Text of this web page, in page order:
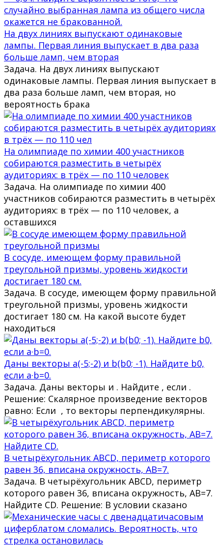
На двух линиях выпускают одинаковые
лампы. Первая линия выпускает в два раза
больше ламп, чем вторая
Задача. На двух линиях выпускают
одинаковые лампы. Первая линия выпускает в
два раза больше ламп, чем вторая, но
вероятность брака
На олимпиаде по химии 400 участников
собираются разместить в четырёх
аудиториях: в трёх — по 110 человек
Задача. На олимпиаде по химии 400
участников собираются разместить в четырёх
аудиториях: в трёх — по 110 человек, а
оставшихся
В сосуде, имеющем форму правильной
треугольной призмы, уровень жидкости
достигает 180 см.
Задача. В сосуде, имеющем форму правильной
треугольной призмы, уровень жидкости
достигает 180 см. На какой высоте будет
находиться
Даны векторы a(-5;-2) и b(b0; -1). Найдите b0,
если a·b=0.
Задача. Даны векторы и . Найдите , если .
Решение: Скалярное произведение векторов
равно: Если , то векторы перпендикулярны.
В четырёхугольник ABCD, периметр которого
равен 36, вписана окружность, AB=7.
Задача. В четырёхугольник ABCD, периметр
которого равен 36, вписана окружность, AB=7.
Найдите CD. Решение: В условии сказано